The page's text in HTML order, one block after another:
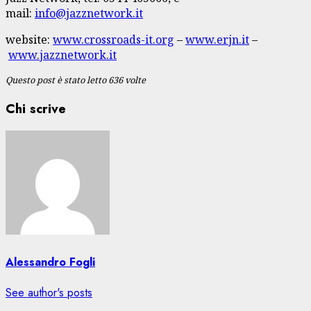
mail: info@jazznetwork.it
website: www.crossroads-it.org –www.erjn.it–
www.jazznetwork.it
Questo post è stato letto 636 volte
Chi scrive
Alessandro Fogli
See author's posts